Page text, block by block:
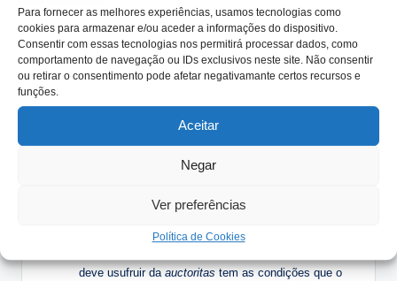
Para fornecer as melhores experiências, usamos tecnologias como
cookies para armazenar e/ou aceder a informações do dispositivo.
Consentir com essas tecnologias nos permitirá processar dados, como
comportamento de navegação ou IDs exclusivos neste site. Não consentir
ou retirar o consentimento pode afetar negativamante certos recursos e
funções.
Aceitar
Negar
Ver preferências
Política de Cookies
três etapas.
1. Na primeira,o sistema(neste caso, colaboradores
e “ stakeholders“, incluindo clientes e fornecedores)
espécie de “crédito“. Há um voto inicial de
confiança, especialmente quando se trata de um filho
dos proprietários, visto que se assume que teve a
educação e formação necessárias para um dia gerir
apostam de boa-fé nessa pessoa.
2. Na segunda etapa, a opinião do público
deve usufruir daauctoritastem as condições que o